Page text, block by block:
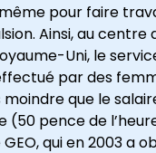
pour faire
Ainsi, au centre
Uni, le
par des
que le
pence de l’heure
qui en 2003 a